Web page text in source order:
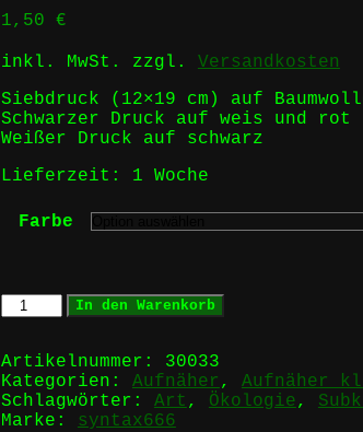
1,50 €
inkl. MwSt. zzgl. Versandkosten
Siebdruck (12×19 cm) auf
Schwarzer Druck auf weis und rot
Weißer Druck auf schwarz
Lieferzeit: 1 Woche
Farbe
Rotting
Hand
Aufnäher
Menge
In den Warenkorb
Artikelnummer: 30033
Kategorien: Aufnäher , Aufnäher
Schlagwörter: Art , Ökologie,
Marke: syntax666